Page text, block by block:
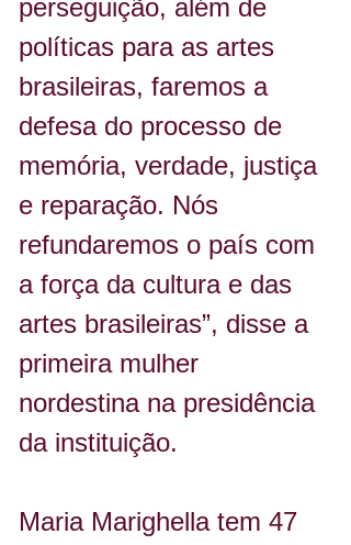
perseguição, além de
políticas para as artes
brasileiras, faremos a
defesa do processo de
memória, verdade, justiça
e reparação. Nós
refundaremos o país com
a força da cultura e das
artes brasileiras”, disse a
primeira mulher
nordestina na presidência
da instituição.
Maria Marighella tem 47